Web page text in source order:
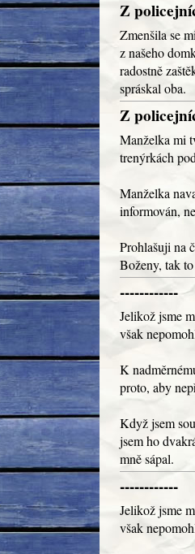
Z
Zmenšila se
z našeho
radostně
spráskal oba.
Z
Manželka mi
trenýrkách
Manželka
informován,
Prohlašuji na
Boženy, tak
------------
Jelikož jsme
však
K
proto, aby
Když jsem
jsem ho
mně sápal.
------------
Jelikož jsme
však